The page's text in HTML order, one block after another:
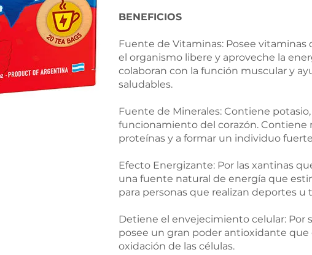
BENEFICIOS
Fuente de Vitaminas: Posee
el organismo libere y aproveche la
colaboran con la función muscular y
saludables.
Fuente de Minerales: Contiene
funcionamiento del corazón. Contiene
proteínas y a formar un individuo
Efecto Energizante: Por las xantinas
una fuente natural de energía que
para personas que realizan deportes
Detiene el envejecimiento celular: Por
posee un gran poder antioxidante
oxidación de las células.